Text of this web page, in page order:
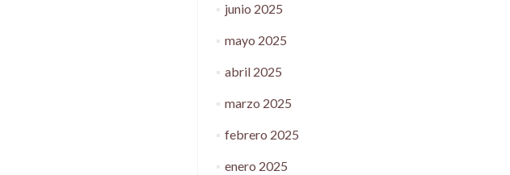
junio 2025
mayo 2025
abril 2025
marzo 2025
febrero 2025
enero 2025